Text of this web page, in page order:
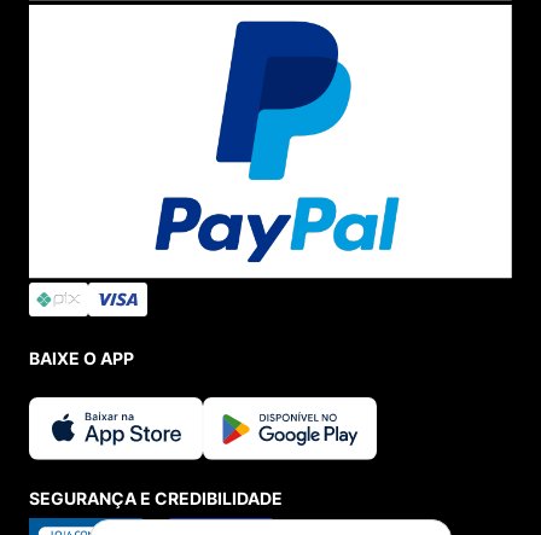
BAIXE O APP
SEGURANÇA E CREDIBILIDADE